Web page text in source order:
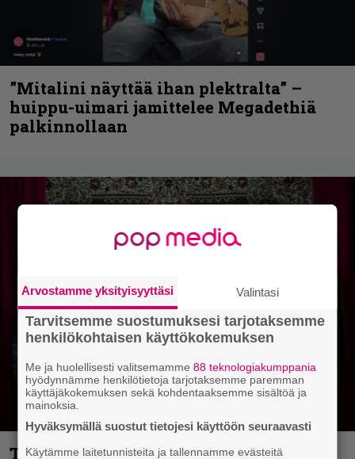
”Mitalini näyttää ihan plektralta” –
huippu-uimari jamittelee Megadethiä
palkinnollaan
Thrash ’n’ roll -yhtye Madred ryydittää
Arvostamme yksityisyyttäsi Valintasi
Tarvitsemme suostumuksesi tarjotaksemme
henkilökohtaisen käyttökokemuksen
Me ja huolellisesti valitsemamme88 teknologiakumppania
hyödynnämme henkilötietoja tarjotaksemme paremman
käyttäjäkokemuksen sekä kohdentaaksemme sisältöä ja
mainoksia.
Hyväksymällä suostut tietojesi käyttöön seuraavasti
Käytämme laitetunnisteita ja tallennamme evästeitä